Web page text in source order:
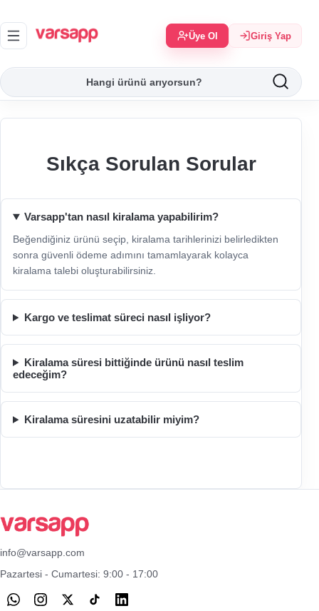
Üye Ol Giriş Yap
Sıkça Sorulan Sorular
Varsapp'tan nasıl kiralama yapabilirim?
Beğendiğiniz ürünü seçip, kiralama tarihlerinizi belirledikten
sonra güvenli ödeme adımını tamamlayarak kolayca
kiralama talebi oluşturabilirsiniz.
Kargo ve teslimat süreci nasıl işliyor?
Kiralama süresi bittiğinde ürünü nasıl teslim
edeceğim?
Kiralama süresini uzatabilir miyim?
info@varsapp.com
Pazartesi - Cumartesi: 9:00 - 17:00